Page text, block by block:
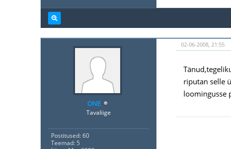
ONE
Tavaliige
Postitused: 60
Teemad: 5
02-06-2008, 21:55
riputan selle
loomingusse